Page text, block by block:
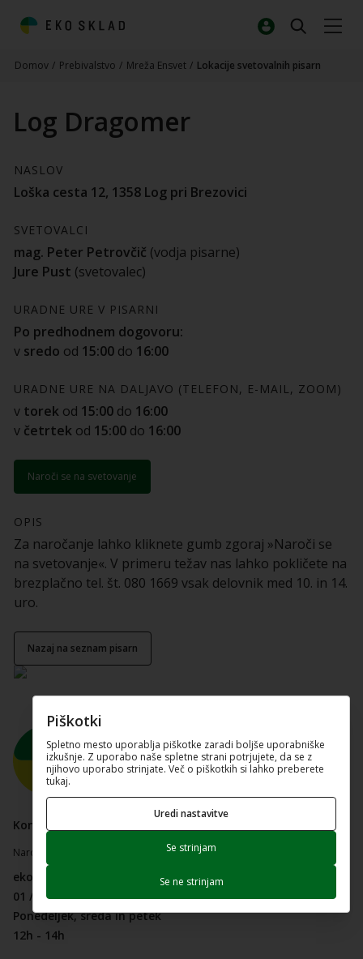
Domov / Prebivalstvo / Mreža Ensvet / Lokacije svetovalnih pisarn
Log Dragomer
NASLOV
Loška cesta 12, 1358 Log pri Brezovici
SVETOVALCI
mag. Peter Petrovčič (vodja pisarne)
Jure Pust (svetovalec)
URADNE URE V PISARNI
Po predhodnem dogovoru:
v sredo od 15:00 do 16:00
URADNE URE NA DALJAVO (TELEFON, E-MAIL, ZOOM)
v torek od 15:00 do 16:00
v četrtek od 15:00 do 16:00
Naroči se na svetovanje
OPIS
Za naročanje lahko kliknete gumb zgoraj »Naroči se
na svetovanje«. V primeru težav nas lahko pokličete na
brezplačno tel. št. 080 1669 vsak delovnik med 10. in 14.
uro.
nazaj na seznam pisarn
Kontakt in uradne ure za stranke
Naročanje na upravne storitve:
ekosklad@ekosklad.si
01 / 241 48 20
Ponedeljek, sreda in petek
12h - 14h
Piškotki
Spletno mesto uporablja piškotke zaradi boljše uporabniške
izkušnje. Z uporabo naše spletne strani potrjujete, da se z
njihovo uporabo strinjate. Več o piškotkih si lahko preberete
tukaj.
Uredi nastavitve
Se strinjam
Se ne strinjam